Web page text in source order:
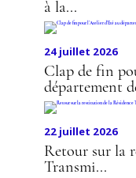
à la...
24 juillet 2026
Clap de fin
département
22 juillet 2026
Retour sur la
Transmi...